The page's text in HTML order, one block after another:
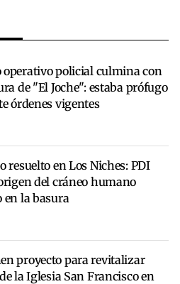
operativo policial culmina con
de "El Joche": estaba prófugo
órdenes vigentes
resuelto en Los Niches: PDI
del cráneo humano
en la basura
proyecto para revitalizar
la Iglesia San Francisco en